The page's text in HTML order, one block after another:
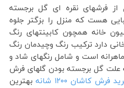
فرشهای نقره ای گل برجسته
هست که منزل را بزگتر جلوه
خانه همچون کابینتهای رنگ
دارد ترکیب رنگ وچیدمان رنگ
است و شامل رنگهای شاد و
گل برجسته بودن گلهای فرش
فرش کاشان ۱۲۰۰ شانه
بهترین